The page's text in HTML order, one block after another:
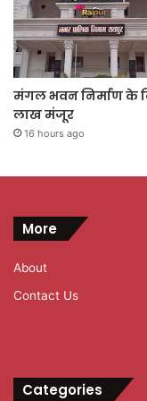
मंगल भवन निर्माण के
लाख मंजूर
16 hours ago
More
About
Contact Us
Categories